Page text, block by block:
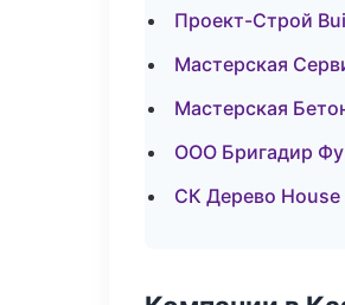
Проект-Строй
Мастерская
Мастерская
ООО Бригадир
СК Дерево